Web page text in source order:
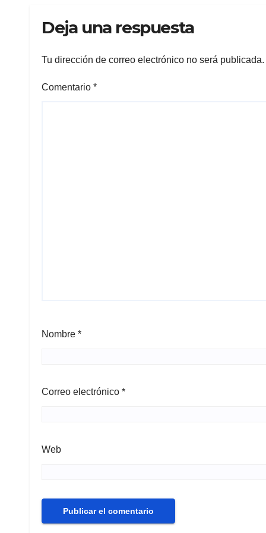
Deja una respuesta
Tu dirección de correo electrónico no será publicada.
Comentario *
Nombre *
Correo electrónico *
Web